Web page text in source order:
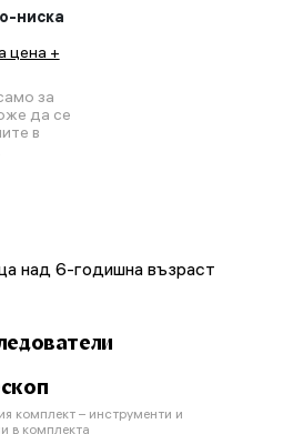
ниска
цена +
за
да се
в
над 6-годишна възраст
комплект – инструменти и
в комплекта